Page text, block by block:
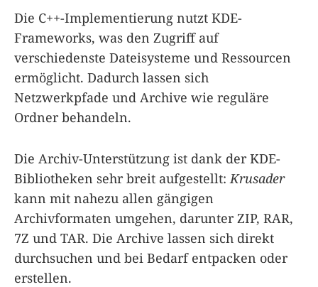
Die C++-Implementierung nutzt KDE-
Frameworks, was den Zugriff auf
verschiedenste Dateisysteme und Ressourcen
ermöglicht. Dadurch lassen sich
Netzwerkpfade und Archive wie reguläre
Ordner behandeln.
Die Archiv-Unterstützung ist dank der KDE-
Bibliotheken sehr breit aufgestellt: Krusader
kann mit nahezu allen gängigen
Archivformaten umgehen, darunter ZIP, RAR,
7Z und TAR. Die Archive lassen sich direkt
durchsuchen und bei Bedarf entpacken oder
erstellen.